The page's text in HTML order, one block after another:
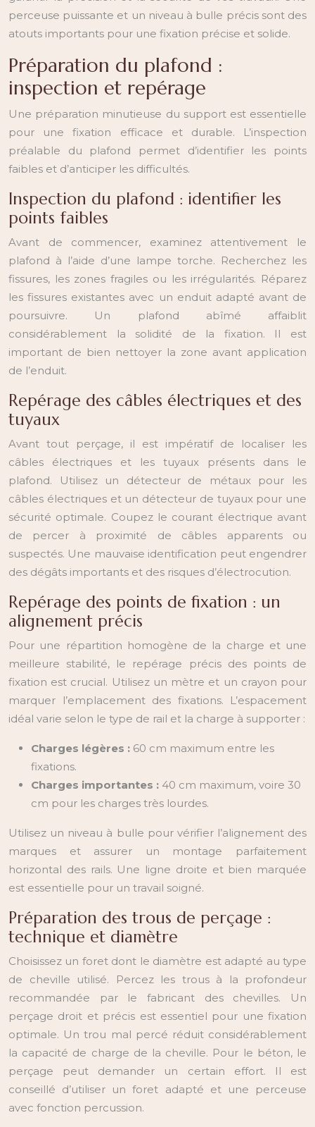
perceuse puissante et un niveau à bulle précis sont des
atouts importants pour une fixation précise et solide.
Préparation du plafond :
inspection et repérage
Une préparation minutieuse du support est essentielle
pour une fixation efficace et durable. L’inspection
préalable du plafond permet d’identifier les points
faibles et d’anticiper les difficultés.
Inspection du plafond : identifier les
points faibles
Avant de commencer, examinez attentivement le
plafond à l’aide d’une lampe torche. Recherchez les
fissures, les zones fragiles ou les irrégularités. Réparez
les fissures existantes avec un enduit adapté avant de
poursuivre. Un plafond abîmé affaiblit
considérablement la solidité de la fixation. Il est
important de bien nettoyer la zone avant application
de l’enduit.
Repérage des câbles électriques et des
tuyaux
Avant tout perçage, il est impératif de localiser les
câbles électriques et les tuyaux présents dans le
plafond. Utilisez un détecteur de métaux pour les
câbles électriques et un détecteur de tuyaux pour une
sécurité optimale. Coupez le courant électrique avant
de percer à proximité de câbles apparents ou
suspectés. Une mauvaise identification peut engendrer
des dégâts importants et des risques d’électrocution.
Repérage des points de fixation : un
alignement précis
Pour une répartition homogène de la charge et une
meilleure stabilité, le repérage précis des points de
fixation est crucial. Utilisez un mètre et un crayon pour
marquer l’emplacement des fixations. L’espacement
idéal varie selon le type de rail et la charge à supporter :
Charges légères : 60 cm maximum entre les
fixations.
Charges importantes : 40 cm maximum, voire 30
cm pour les charges très lourdes.
Utilisez un niveau à bulle pour vérifier l’alignement des
marques et assurer un montage parfaitement
horizontal des rails. Une ligne droite et bien marquée
est essentielle pour un travail soigné.
Préparation des trous de perçage :
technique et diamètre
Choisissez un foret dont le diamètre est adapté au type
de cheville utilisé. Percez les trous à la profondeur
recommandée par le fabricant des chevilles. Un
perçage droit et précis est essentiel pour une fixation
optimale. Un trou mal percé réduit considérablement
la capacité de charge de la cheville. Pour le béton, le
perçage peut demander un certain effort. Il est
conseillé d’utiliser un foret adapté et une perceuse
avec fonction percussion.